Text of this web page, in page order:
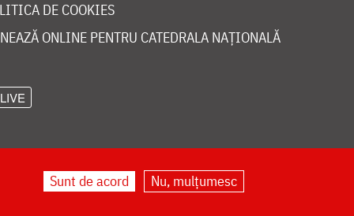
DE COOKIES
ONLINE PENTRU CATEDRALA NAȚIONALĂ
LIVE
Sunt de acord Nu, mulțumesc